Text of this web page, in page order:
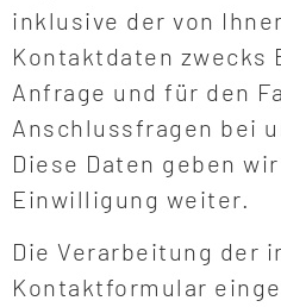
inklusive der von
Kontaktdaten zwecks
Anfrage und für den
Anschlussfragen bei
Diese Daten geben
Einwilligung weiter.
Die Verarbeitung der
Kontaktformular